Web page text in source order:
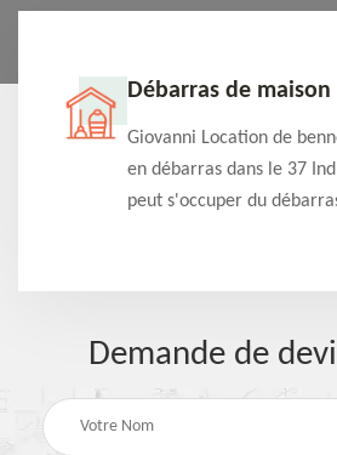
Débarras de maison
Giovanni Location de
en débarras dans le 37
peut s'occuper du
Demande de